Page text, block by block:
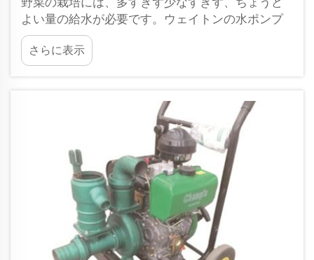
よい量の給水が必要です。ウェイトンの水ポンプ
はウェイイン社が製造しており、さまざまな農業
ニーズに対応するための複数のモデルがありま
す。特定のタイプのポンプは小規模農場に特に適
さらに表示